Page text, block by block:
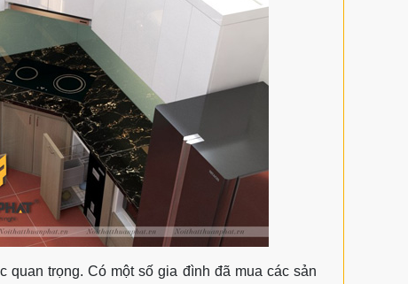
trọng. Có một số gia đình đã mua các sản